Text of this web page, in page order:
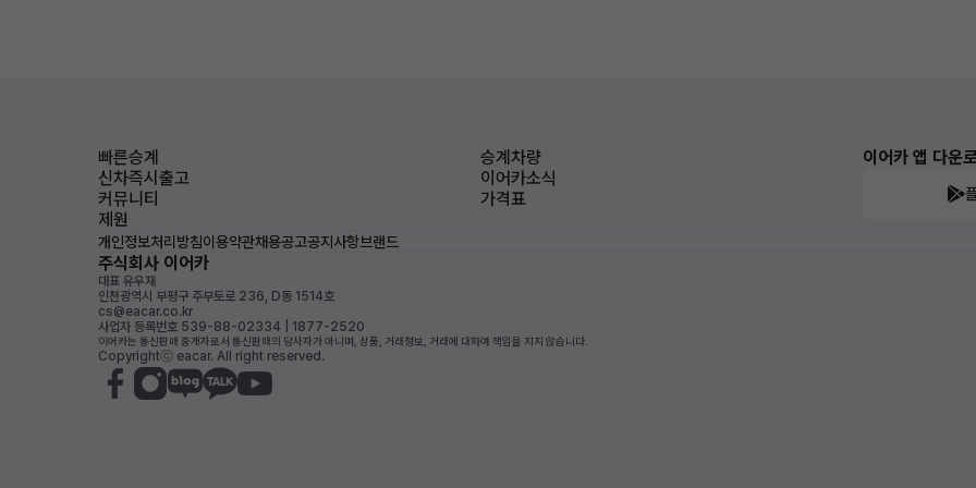
빠른승계
승계차량
신차즉시출고
이어카소식
커뮤니티
가격표
제원
이어카 앱 다운
개인정보처리방침이용약관채용공고공지사항브랜드
주식회사 이어카
대표 유우재
인천광역시 부평구 주부토로 236, D동 1514호
cs@eacar.co.kr
사업자 등록번호 539-88-02334 | 1877-2520
이어카는 통신판매 중개자로서 통신판매의 당사자가 아니며, 상품, 거래정보, 거래에 대하여 책임을 지지 않습니다.
Copyrightⓒ eacar. All right reserved.